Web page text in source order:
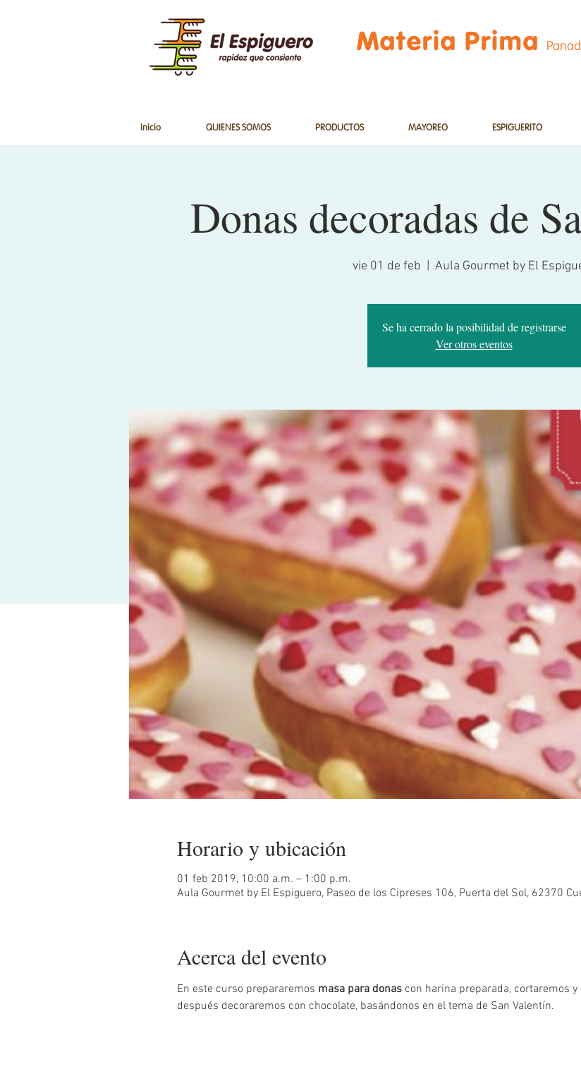
Materia Prima
Inicio QUIENES SOMOS PRODUCTOS MAYOREO ESPIGUERITO
Donas decoradas de
vie 01 de feb Aula Gourmet by El
Se ha cerrado la posibilidad de registrarse
Ver otros eventos
Horario y ubicación
01 feb 2019, 10:00 a.m. – 1:00 p.m.
Aula Gourmet by El Espiguero, Paseo de los Cipreses 106, Puerta del Sol, 62370
Acerca del evento
En este curso prepararemos masa para donas con harina preparada, cortaremos